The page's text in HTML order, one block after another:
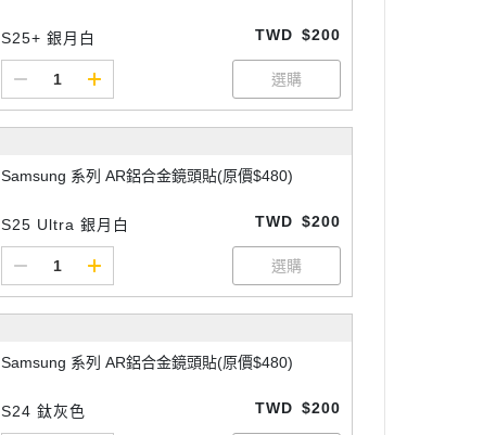
S25+ 銀月白 TWD $200
Samsung 系列 AR鋁合金鏡頭貼(原價$480)
S25 Ultra 銀月白 TWD $200
Samsung 系列 AR鋁合金鏡頭貼(原價$480)
S24 鈦灰色 TWD $200